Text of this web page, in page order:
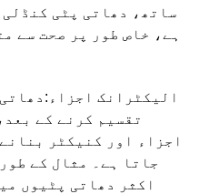
ساتھ، دھاتی پٹی
ہے، خاص طور پر صحت سے
الیکٹرانک اجزاء:
تقسیم کرنے کے
اجزاء اور کنیکٹر
جاتا ہے۔ مثال کے
اکثر دھاتی پٹیوں